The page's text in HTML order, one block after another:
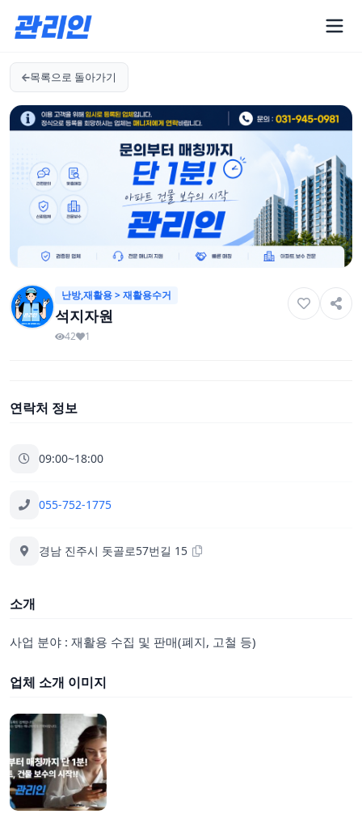
목록으로 돌아가기
난방,재활용 > 재활용수거
석지자원
42 1
연락처 정보
09:00~18:00
055-752-1775
경남 진주시 돗골로57번길 15
소개
사업 분야 : 재활용 수집 및 판매(폐지, 고철 등)
업체 소개 이미지